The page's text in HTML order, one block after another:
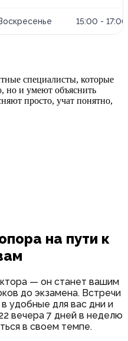
15:00 - 17:00
специалисты, которые
но и умеют объяснить
просто, учат понятно,
на пути к
— он станет вашим
до экзамена. Встречи
удобные для вас дни и
вечера 7 дней в неделю
в своем темпе.